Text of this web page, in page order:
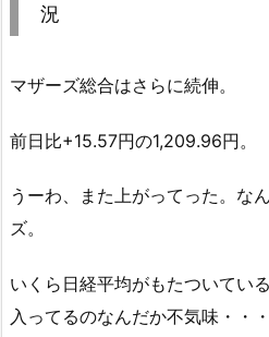
況
マザーズ総合はさらに続伸。
前日比+15.57円の1,209.96円。
うーわ、また上がってった。な
ズ。
いくら日経平均がもたついてい
入ってるのなんだか不気味・・